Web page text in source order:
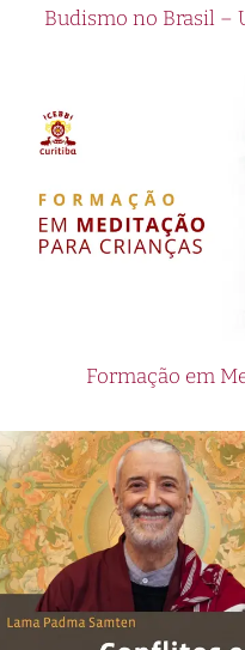
Budismo no Brasil –
Formação em